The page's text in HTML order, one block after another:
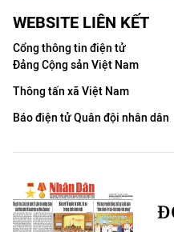
WEBSITE LIÊN KẾT
Cổng thông tin điện tử
Đảng Cộng sản Việt Nam
Thông tấn xã Việt Nam
Báo điện tử Quân đội nhân dân